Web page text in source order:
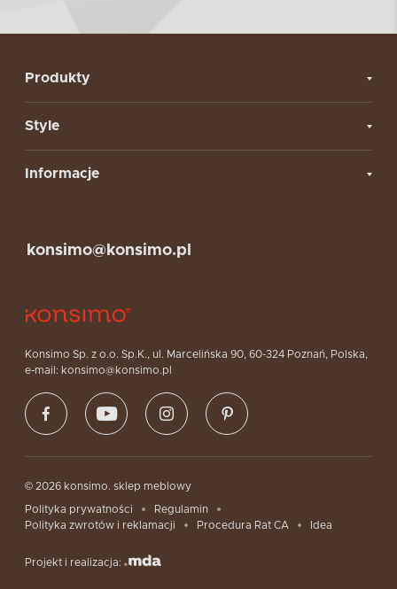
Produkty
Style
Informacje
Konsimo Sp. z o.o. Sp.K., ul. Marcelińska 90, 60-324 Poznań, Polska,
e-mail: konsimo@konsimo.pl
konsimo@konsimo.pl
© 2026 konsimo. sklep meblowy
Polityka prywatności
Regulamin
Polityka zwrotów i reklamacji
Procedura Rat CA Idea
Projekt i realizacja: